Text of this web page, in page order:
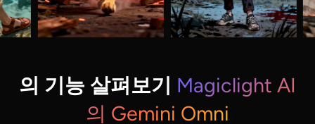
의 기능 살펴보기 Magiclight AI
의 Gemini Omni